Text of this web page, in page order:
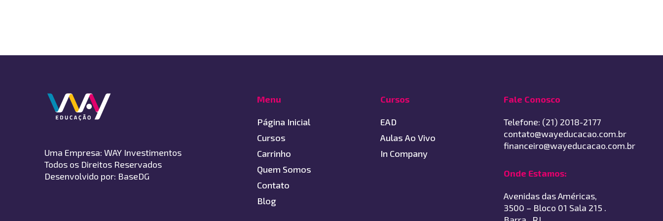
Uma Empresa: WAY Investimentos
Todos os Direitos Reservados
Desenvolvido por: BaseDG
Menu
Página Inicial
Cursos
Carrinho
Quem Somos
Contato
Blog
Cursos
EAD
Aulas Ao Vivo
In Company
Fale Conosco
Telefone: (21) 2018-2177
contato@wayeducacao.com.br
financeiro@wayeducacao.com.br
Onde Estamos:
Avenidas das Américas,
3500 – Bloco 01 Sala 215 .